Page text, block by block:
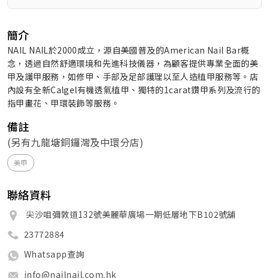
簡介
NAIL NAIL於2000成立，源自美國普及的American Nail Bar概
念，透過自然舒適環境和先進科技儀器，為顧客提供專業全面的美
甲及護甲服務，如修甲、手部及足部護理以至人造植甲服務等。店
內設有全新Calgel有機透氣植甲、獨特的1carat鑽甲系列及流行的
指甲畫花、甲環裝飾等服務。
備註
(另有九龍塘銅鑼灣及中環分店)
美甲
聯絡資料
尖沙咀彌敦道132號美麗華廣場一期低層地下B102號舖
23772884
Whatsapp查詢
info@nailnail.com.hk